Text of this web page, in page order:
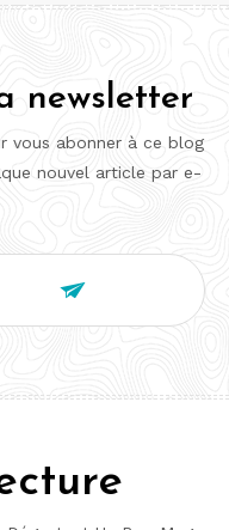
newsletter
vous abonner à ce blog
nouvel article par e-
